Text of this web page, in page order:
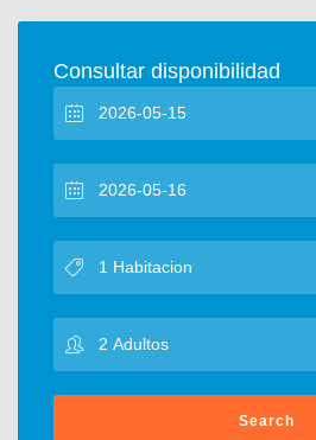
Consultar disponibilidad
Search